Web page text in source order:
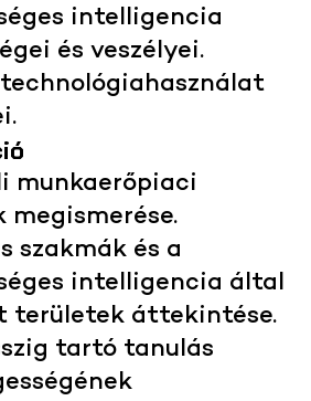
intelligencia
és veszélyei.
technológiahasználat
munkaerőpiaci
megismerése.
szakmák és a
intelligencia által
területek áttekintése.
tartó tanulás